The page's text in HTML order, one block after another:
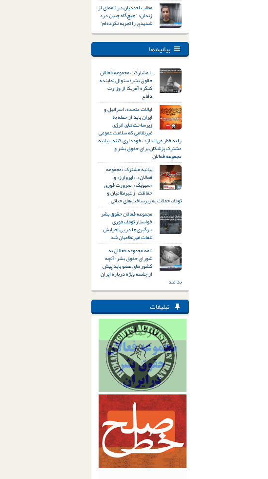
مطلب احمدیان در نامه‌ای از
زندان: “هیچ‌گاه چنین درد
شدیدی را تجربه نکرده‌ام”
بیانیه ها
با مشارکت مجموعه فعالان
حقوق بشر؛ سئوال نماینده
کنگره آمریکا از وزارت
دفاع
ایالات متحده، اسرائیل و
ایران باید از حمله به
زیرساخت‌های انرژی
غیرنظامی که سلامت عمومی
را به خطر می‌اندازد، خودداری کنند: بیانیه
مشترک پزشکان برای حقوق بشر و
مجموعه فعالان
بیانیه مشترک «مجموعه
فعالان»، «ایروارز» و
«سیویک»: ضرورت فوری
حفاظت از غیرنظامیان و
توقف حملات به زیرساخت‌های حیاتی
مجموعه فعالان حقوق بشر
خواستار توقف فوری
درگیری‌ها در پی افزایش
تلفات غیرنظامیان شد
نامه مجموعه فعالان به
شورای حقوق بشر؛ آنچه
کشورهای عضو باید پیش
از جلسه ویژه درباره ایران
بدانند
تبلیغات